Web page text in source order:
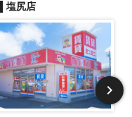
塩尻店